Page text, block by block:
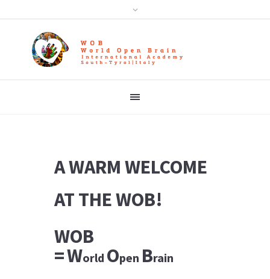
A WARM WELCOME
AT THE WOB!
WOB
=World Open Brain